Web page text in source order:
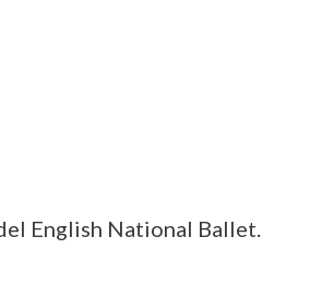
English National Ballet.